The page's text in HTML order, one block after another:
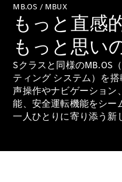
Mercedes-
Maybach
EQS SUV
電気
GLA
GLB
GLC
GLC Coupé
GLE
GLE Coupé
GLS
GLS
MB.OS / MBUX
もっと直感
もっと思い
Sクラスと同様のMB.OS
ティング システム）を
声操作やナビゲーション
能、安全運転機能をシー
一人ひとりに寄り添う新